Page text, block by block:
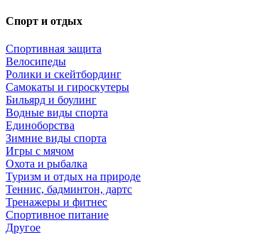
Спорт и отдых
Спортивная защита
Велосипеды
Ролики и скейтбординг
Самокаты и гироскутеры
Бильярд и боулинг
Водные виды спорта
Единоборства
Зимние виды спорта
Игры с мячом
Охота и рыбалка
Туризм и отдых на природе
Теннис, бадминтон, дартс
Тренажеры и фитнес
Спортивное питание
Другое